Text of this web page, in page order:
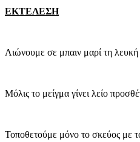
ΕΚΤΕΛΕΣΗ
Λιώνουμε σε μπαιν μαρί τη
Μόλις το μείγμα γίνει λείο
Τοποθετούμε μόνο το σκεύος με